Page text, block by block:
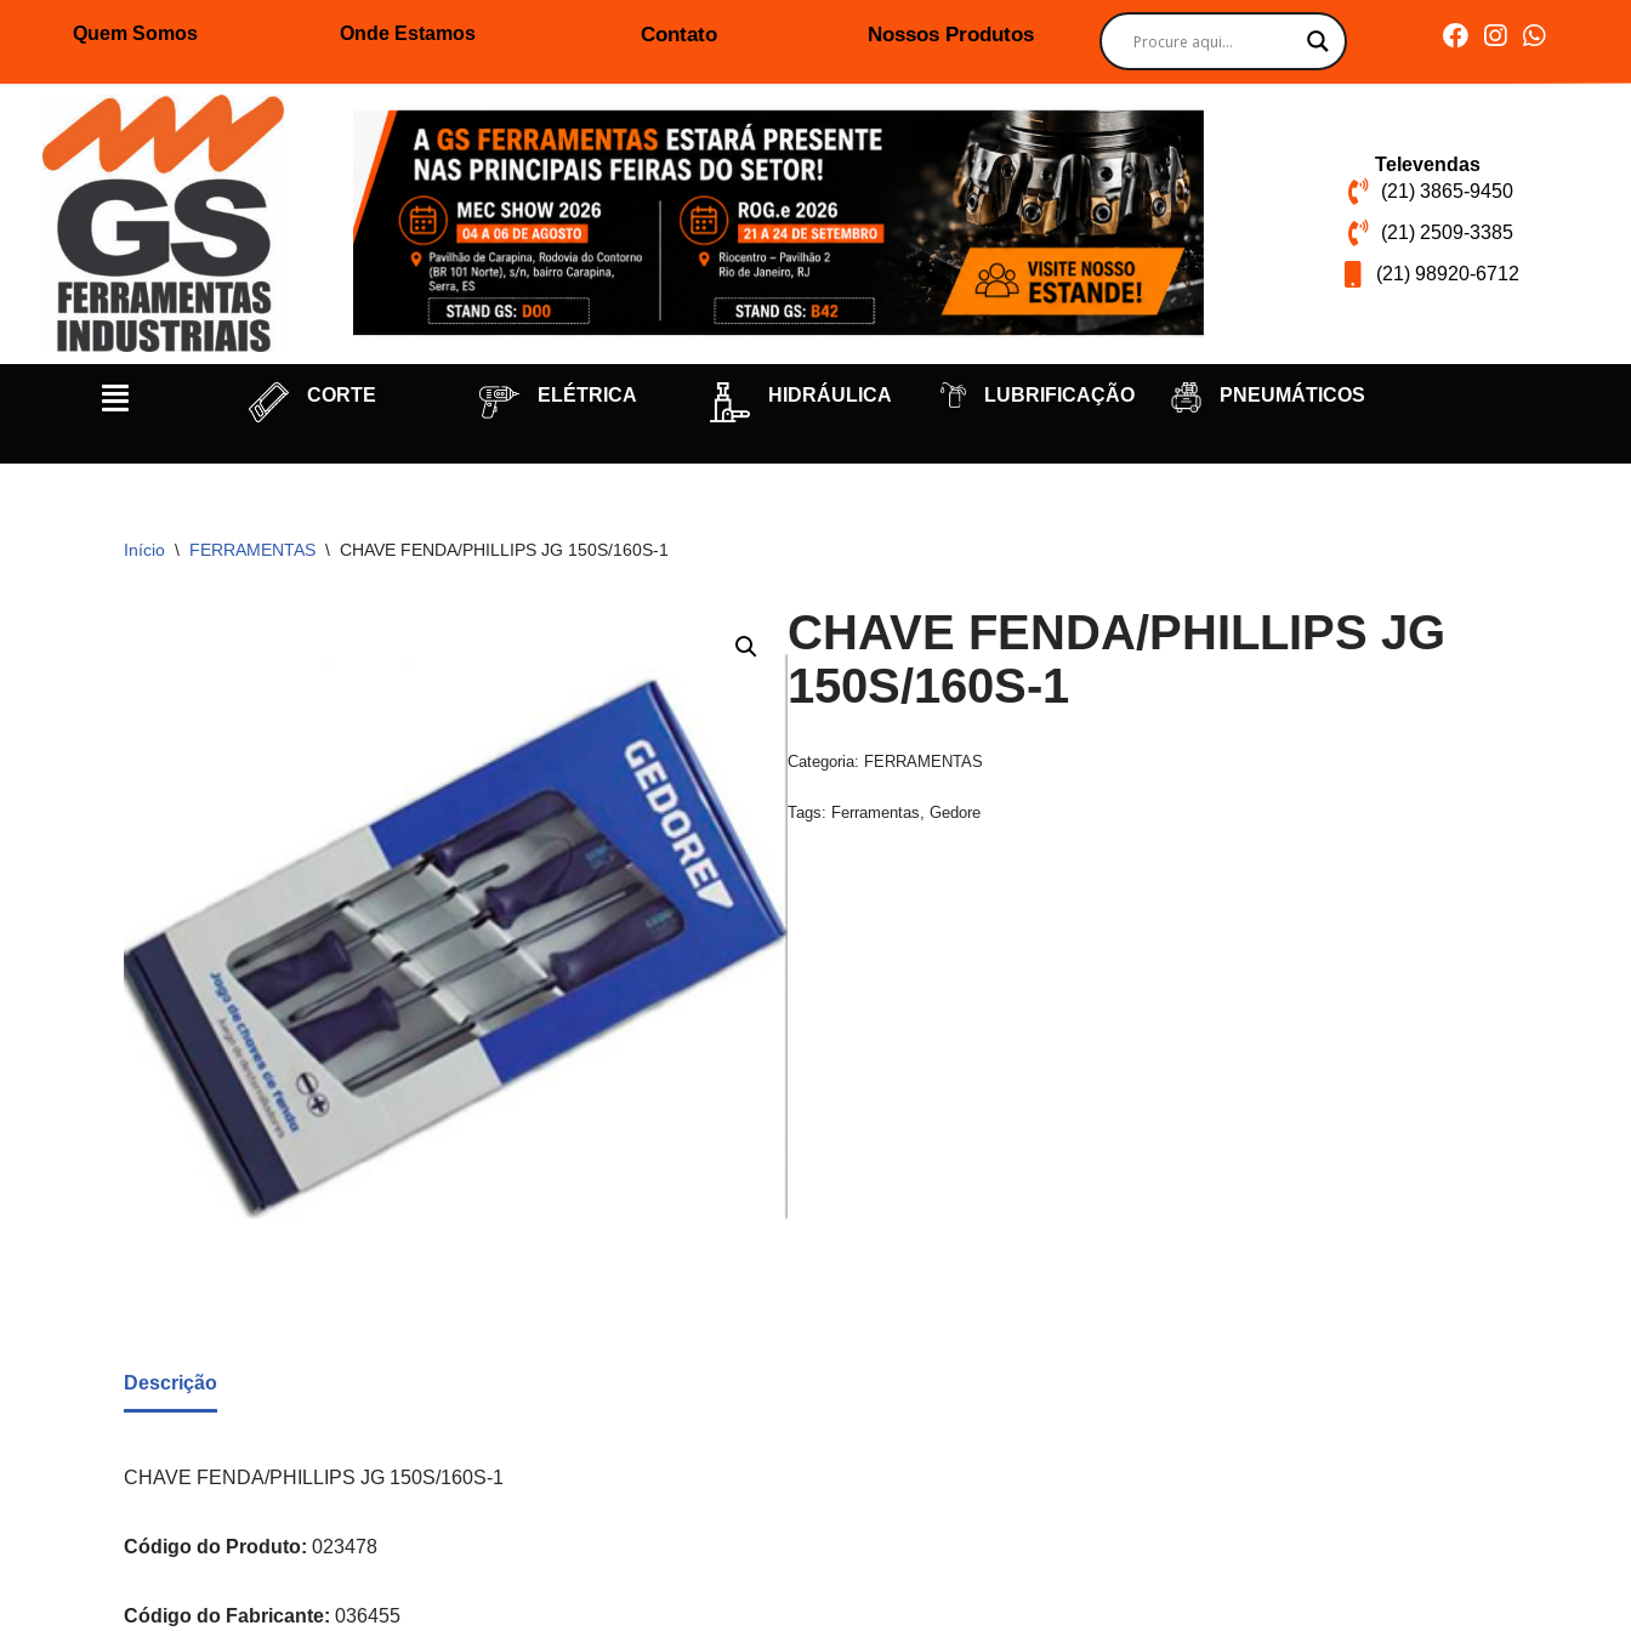
conteúdo
Quem Somos Onde Estamos Contato Nossos Produtos
Televendas
(21) 3865-9450
(21) 2509-3385
(21) 98920-6712
CORTE ELÉTRICA HIDRÁULICA LUBRIFICAÇÃO PNEUMÁTICOS
Início \ FERRAMENTAS \ CHAVE FENDA/PHILLIPS JG 150S/160S-1
CHAVE FENDA/PHILLIPS JG
150S/160S-1
Categoria: FERRAMENTAS
Tags: Ferramentas ,Gedore
Descrição
CHAVE FENDA/PHILLIPS JG 150S/160S-1
Código do Produto: 023478
Código do Fabricante: 036455